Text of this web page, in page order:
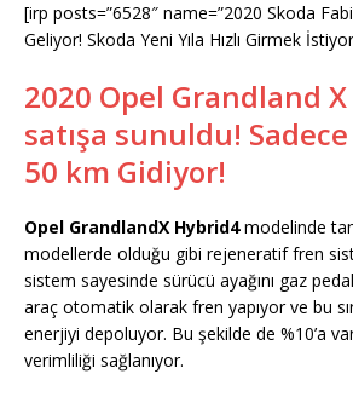
[irp posts=”6528″ name=”2020 Skoda
Geliyor! Skoda Yeni Yıla Hızlı Girmek
2020 Opel Grandland
satışa sunuldu!
50 km Gidiyor!
Opel GrandlandX Hybrid4modelinde
modellerde olduğu gibi rejeneratif fren
sistem sayesinde sürücü ayağını gaz
araç otomatik olarak fren yapıyor ve bu
enerjiyi depoluyor. Bu şekilde de %10’a
verimliliği sağlanıyor.